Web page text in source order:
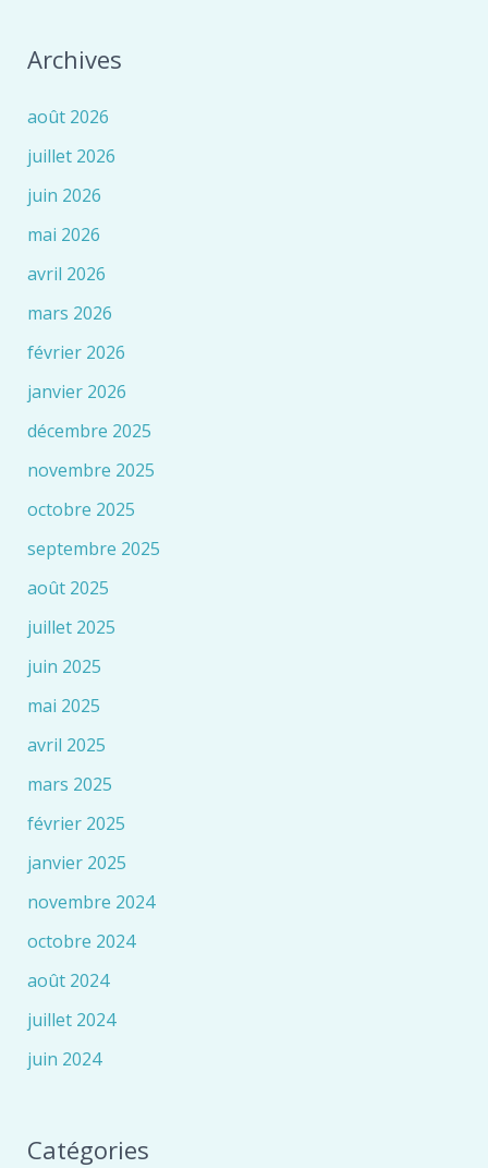
Archives
août 2026
juillet 2026
juin 2026
mai 2026
avril 2026
mars 2026
février 2026
janvier 2026
décembre 2025
novembre 2025
octobre 2025
septembre 2025
août 2025
juillet 2025
juin 2025
mai 2025
avril 2025
mars 2025
février 2025
janvier 2025
novembre 2024
octobre 2024
août 2024
juillet 2024
juin 2024
Catégories